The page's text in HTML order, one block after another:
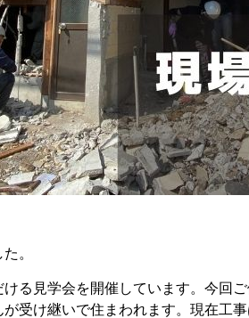
。
る見学会を開催しています。今回
受け継いで住まわれます。現在工事